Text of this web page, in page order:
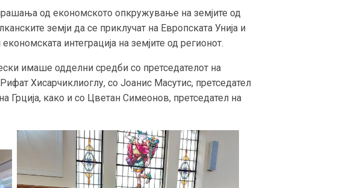
од економското опкружување на земјите од
земји да се приклучат на Европската Унија и
интеграција на земјите од регионот.
имаше одделни средби со претседателот на
Хисарчиклиоглу, со Јоанис Масутис, претседател
Грција, како и со Цветан Симеонов, претседател на